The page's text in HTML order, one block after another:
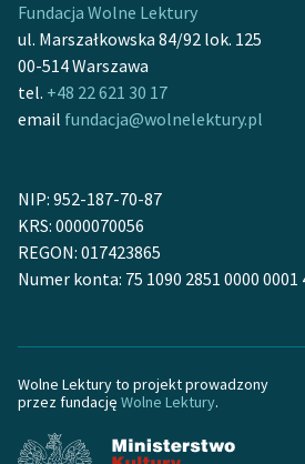
Fundacja Wolne Lektury
ul. Marszałkowska 84/92 lok. 125
00-514 Warszawa
tel. +48 22 621 30 17
email fundacja@wolnelektury.pl
NIP: 952-187-70-87
KRS: 0000070056
REGON: 017423865
Numer konta: 75 1090 2851 0000 0001
Wolne Lektury to projekt prowadzony
przez fundację Wolne Lektury.